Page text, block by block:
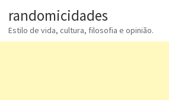
randomicidades
Estilo de vida, cultura, filosofia e opinião.